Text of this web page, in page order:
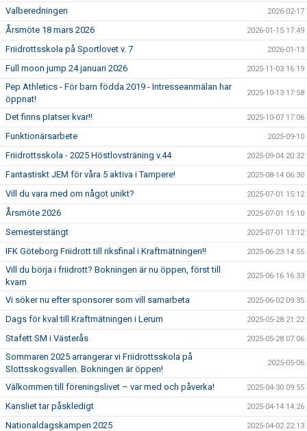
Valberedningen 2026-02-17
Årsmöte 18 mars 2026 2026-01-15 17:49
Friidrottsskola på Sportlovet v. 7 2026-01-13
Full moon jump 24 januari 2026 2025-11-03 16:19
Pep Athletics - För barn födda 2019 - Intresseanmälan har
öppnat!
2025-10-13 17:58
Det finns pIatser kvar!! 2025-10-07 17:06
Funktionärsarbete 2025-09-10
Friidrottsskola - 2025 Höstlovsträning v.44 2025-09-04 20:32
Fantastiskt JEM för våra 5 aktiva i Tampere! 2025-08-14 06:30
Vill du vara med om något unikt? 2025-07-01 15:12
Årsmöte 2026 2025-07-01 15:10
Semesterstängt 2025-07-01 13:12
IFK Göteborg Friidrott till riksfinal i Kraftmätningen!! 2025-06-23 14:55
Vill du börja i friidrott? Bokningen är nu öppen, först till
kvarn
2025-06-16 16:33
Vi söker nu efter sponsorer som vill samarbeta 2025-06-02 09:35
Dags för kval till Kraftmätningen i Lerum 2025-05-28 21:22
Stafett SM i Västerås 2025-05-28 07:06
Sommaren 2025 arrangerar vi Friidrottsskola på
Slottsskogsvallen. Bokningen är öppen!
2025-05-06
Välkommen till föreningslivet – var med och påverka! 2025-04-30 09:55
Kansliet tar påskledigt 2025-04-14 14:26
Nationaldagskampen 2025 2025-04-02 22:13